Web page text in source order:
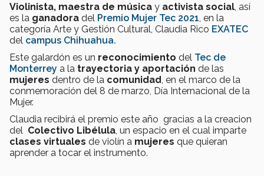
Violinista, maestra de música y activista social , así
es la ganadora del Premio Mujer Tec 2021 , en la
categoría Arte y Gestión Cultural, Claudia Rico EXATEC
del campus Chihuahua.
Este galardón es un reconocimiento del Tec de
Monterrey a la trayectoria y aportación de las
mujeres dentro de la comunidad , en el marco de la
conmemoración del 8 de marzo, Día Internacional de la
Mujer.
Claudia recibirá el premio este año gracias a la creacion
del Colectivo Libélula , un espacio en el cual imparte
clases virtuales de violín a mujeres que quieran
aprender a tocar el instrumento.